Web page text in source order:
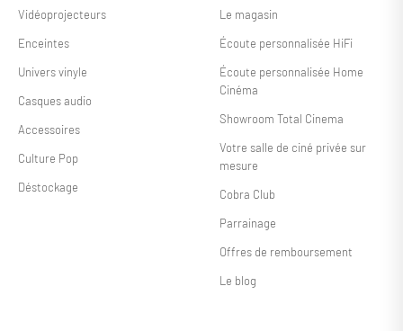
Vidéoprojecteurs
Enceintes
Univers vinyle
Casques audio
Accessoires
Culture Pop
Déstockage
Le magasin
Écoute personnalisée HiFi
Écoute personnalisée Home
Cinéma
Showroom Total Cinema
Votre salle de ciné privée sur
mesure
Cobra Club
Parrainage
Offres de remboursement
Le blog